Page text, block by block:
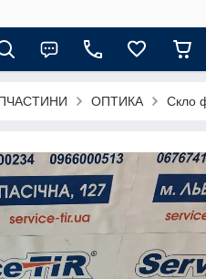
ОПТИКА Скло